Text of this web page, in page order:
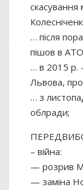
скасування
… після
пішов в
… в 2015 р.
Львова,
… з
облради;
– війна:
— розрив
— заміна